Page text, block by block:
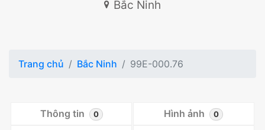
Bắc Ninh
Trang chủ Bắc Ninh 99E-000.76
Thông tin 0 Hình ảnh 0